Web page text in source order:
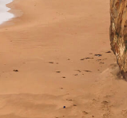
然・環境